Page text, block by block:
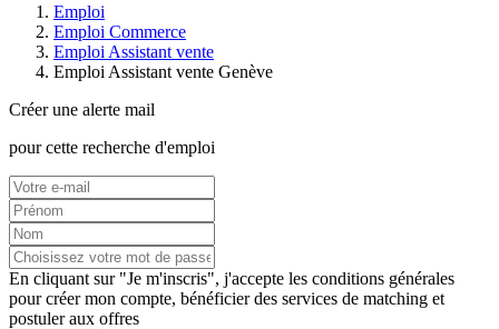
Emploi
Emploi Commerce
Emploi Assistant vente
Emploi Assistant vente Genève
Créer une alerte mail
pour cette recherche d'emploi
En cliquant sur "Je m'inscris", j'accepte les conditions générales
pour créer mon compte, bénéficier des services de matching et
postuler aux offres